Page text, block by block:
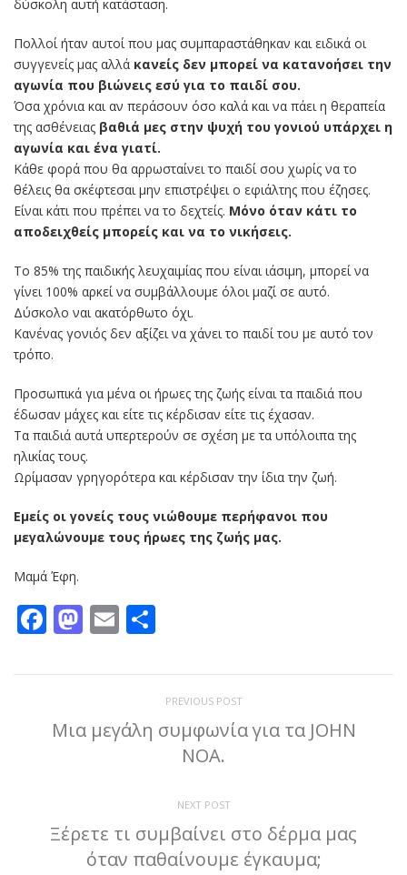
δύσκολη αυτή κατάσταση.
Πολλοί ήταν αυτοί που μας συμπαραστάθηκαν και ειδικά οι
συγγενείς μας αλλά κανείς δεν μπορεί να κατανοήσει την
αγωνία που βιώνεις εσύ για το παιδί σου.
Όσα χρόνια και αν περάσουν όσο καλά και να πάει η θεραπεία
της ασθένειας βαθιά μες στην ψυχή του γονιού υπάρχει η
αγωνία και ένα γιατί.
Κάθε φορά που θα αρρωσταίνει το παιδί σου χωρίς να το
θέλεις θα σκέφτεσαι μην επιστρέψει ο εφιάλτης που έζησες.
Είναι κάτι που πρέπει να το δεχτείς. Μόνο όταν κάτι το
αποδειχθείς μπορείς και να το νικήσεις.
Το 85% της παιδικής λευχαιμίας που είναι ιάσιμη, μπορεί να
γίνει 100% αρκεί να συμβάλλουμε όλοι μαζί σε αυτό.
Δύσκολο ναι ακατόρθωτο όχι.
Κανένας γονιός δεν αξίζει να χάνει το παιδί του με αυτό τον
τρόπο.
Προσωπικά για μένα οι ήρωες της ζωής είναι τα παιδιά που
έδωσαν μάχες και είτε τις κέρδισαν είτε τις έχασαν.
Τα παιδιά αυτά υπερτερούν σε σχέση με τα υπόλοιπα της
ηλικίας τους.
Ωρίμασαν γρηγορότερα και κέρδισαν την ίδια την ζωή.
Εμείς οι γονείς τους νιώθουμε περήφανοι που
μεγαλώνουμε τους ήρωες της ζωής μας.
Μαμά Έφη.
Facebook
Mastodon
Email
PREVIOUS POST
Μια μεγάλη συμφωνία για τα JOHN
NOA.
NEXT POST
Ξέρετε τι συμβαίνει στο δέρμα μας
όταν παθαίνουμε έγκαυμα;